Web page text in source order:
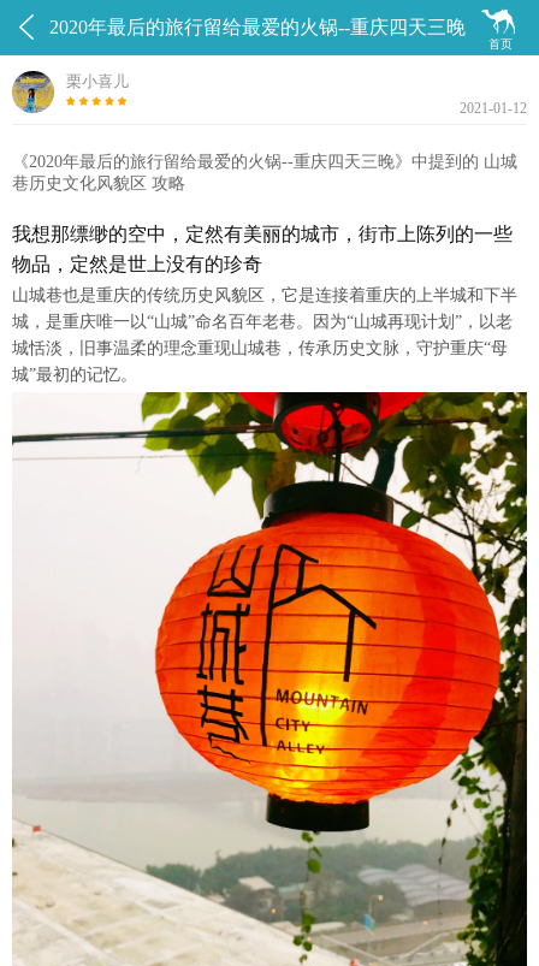
 
首页
2020年最后的旅行留给最爱的火锅--重庆四天三晚
栗小喜儿
2021-01-12
《2020年最后的旅行留给最爱的火锅--重庆四天三晚》中提到的 山城
巷历史文化风貌区 攻略
我想那缥缈的空中，定然有美丽的城市，街市上陈列的一些
物品，定然是世上没有的珍奇
山城巷也是重庆的传统历史风貌区，它是连接着重庆的上半城和下半
城，是重庆唯一以“山城”命名百年老巷。因为“山城再现计划”，以老
城恬淡，旧事温柔的理念重现山城巷，传承历史文脉，守护重庆“母
城”最初的记忆。